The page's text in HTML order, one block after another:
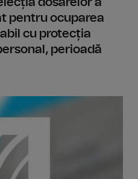
pentru ocuparea
cu protecția
perioadă